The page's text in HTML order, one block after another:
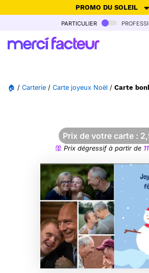
PROMO DU SOLEIL
-30% de réduction avec le code
Ne plus afficher
particulier
🏠 / Carterie / Carte joyeux Noël / Carte
Prix de votre carte :
Prix dégressif à partir de 11